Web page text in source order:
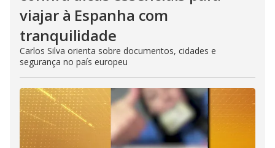
viajar à Espanha com
tranquilidade
Carlos Silva orienta sobre documentos, cidades e
segurança no país europeu